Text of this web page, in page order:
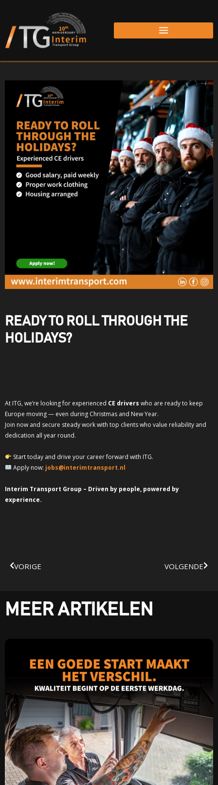
READY TO ROLL THROUGH THE
HOLIDAYS?
At ITG, we’re looking for experienced CE drivers who are ready to keep
Europe moving — even during Christmas and New Year.
Join now and secure steady work with top clients who value reliability and
dedication all year round.
Start today and drive your career forward with ITG.
Apply now: jobs@interimtransport.nl
Interim Transport Group – Driven by people, powered by
experience.
VORIGE VOLGENDE
MEER ARTIKELEN